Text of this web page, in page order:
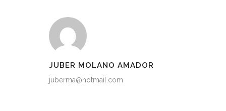
JUBER MOLANO AMADOR
juberma@hotmail.com